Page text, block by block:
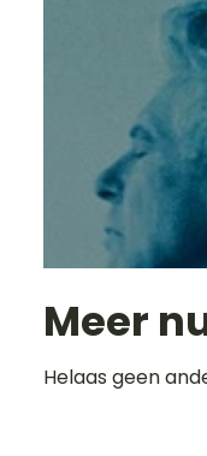
Meer
Helaas geen